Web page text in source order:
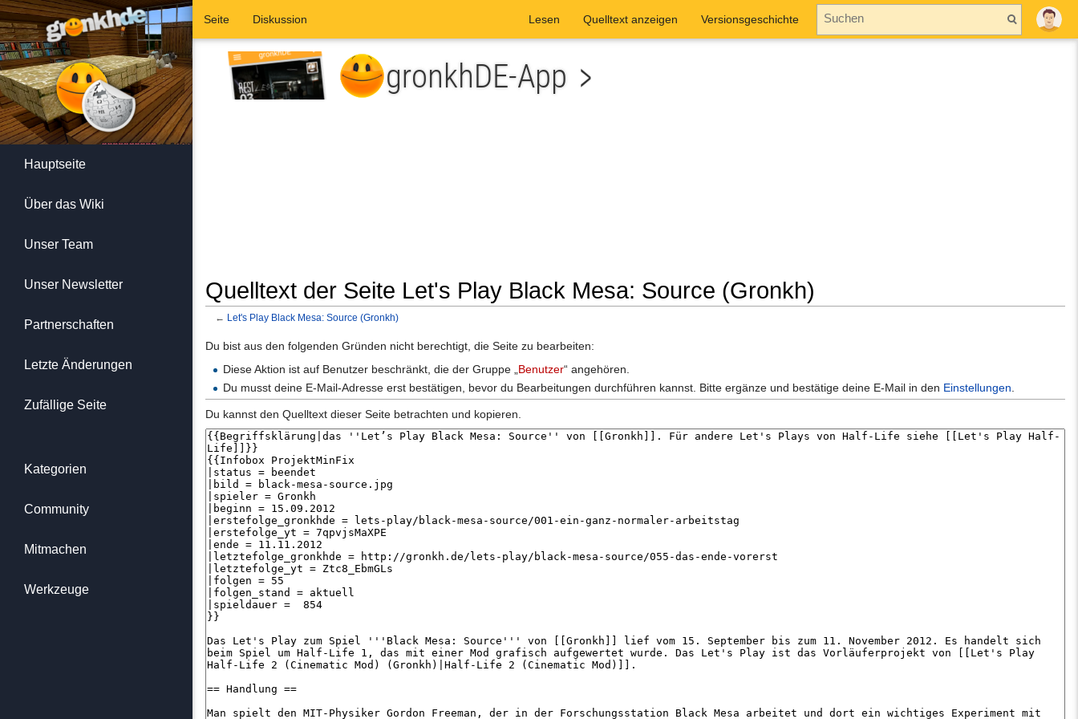
Quelltext der Seite Let's Play Black Mesa: Source (Gronkh)
← Let's Play Black Mesa: Source (Gronkh)
Du bist aus den folgenden Gründen nicht berechtigt, die Seite zu bearbeiten:
Diese Aktion ist auf Benutzer beschränkt, die der Gruppe „ Benutzer“ angehören.
Du musst deine E-Mail-Adresse erst bestätigen, bevor du Bearbeitungen durchführen kannst. Bitte ergänze und bestätige deine E-Mail in den Einstellungen
Du kannst den Quelltext dieser Seite betrachten und kopieren.
Seite Diskussion Lesen Quelltext anzeigen Versionsgeschichte
Hauptseite
Über das Wiki
Unser Team
Unser Newsletter
Partnerschaften
Letzte Änderungen
Zufällige Seite
Kategorien
Community
Mitmachen
Werkzeuge